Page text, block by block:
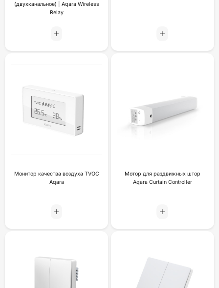
(двухканальное) | Aqara Wireless
Relay
Монитор качества воздуха TVOC
Aqara
Мотор для раздвижных штор
Aqara Curtain Controller